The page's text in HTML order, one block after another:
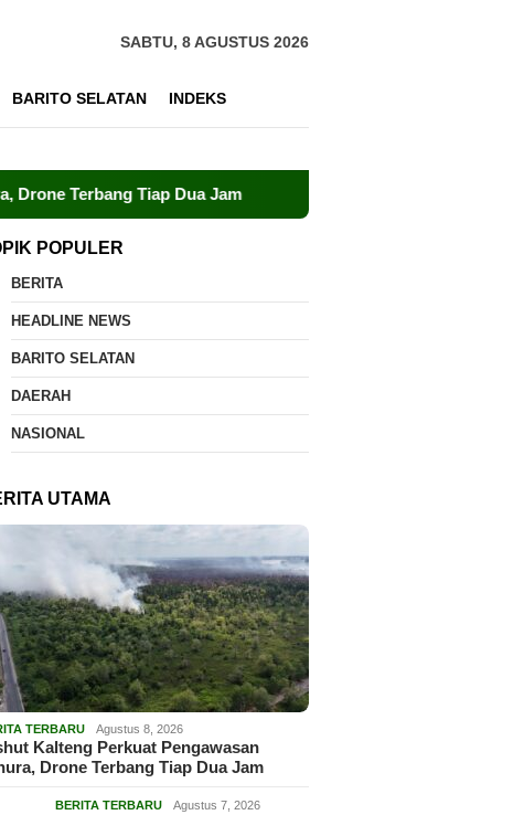
SABTU, 8 AGUSTUS 2026
BARITO SELATAN INDEKS
Tiap Dua Jam Dalkarhutla Dishut Kalteng Sigap
POPULER
BERITA
HEADLINE NEWS
BARITO SELATAN
DAERAH
NASIONAL
UTAMA
TERBARU Agustus 8, 2026
Kalteng Perkuat Pengawasan
Drone Terbang Tiap Dua Jam
BERITA TERBARU Agustus 7, 2026